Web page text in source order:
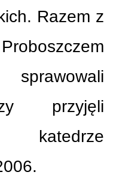
Razem z
przyjęli
katedrze